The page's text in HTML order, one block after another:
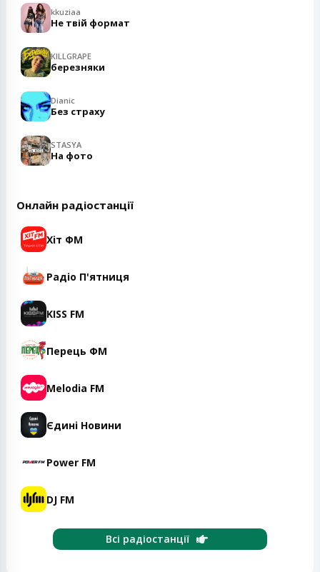
kkuziaa
Не твій формат
KILLGRAPE
березняки
Dianic
Без страху
STASYA
На фото
Онлайн радіостанції
Хіт ФМ
Радіо П'ятниця
KISS FM
Перець ФМ
Melodia FM
Єдині Новини
Power FM
DJ FM
Всі радіостанції